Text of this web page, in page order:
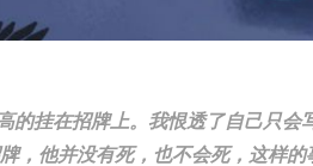
的挂在招牌上。我恨透了自己只会
，他并没有死，也不会死，这样的